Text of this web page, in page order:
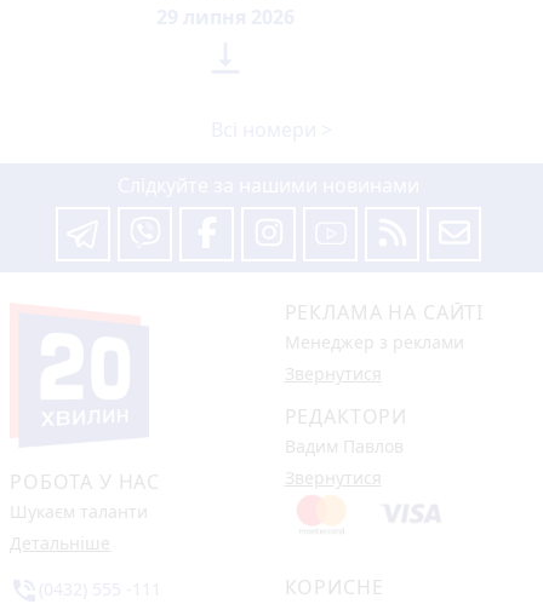
РОБОТА У НАС
Шукаєм таланти
Детальніше
РЕКЛАМА НА САЙТІ
Менеджер з реклами
Звернутися
РЕДАКТОРИ
Вадим Павлов
Звернутися
КОРИСНЕ